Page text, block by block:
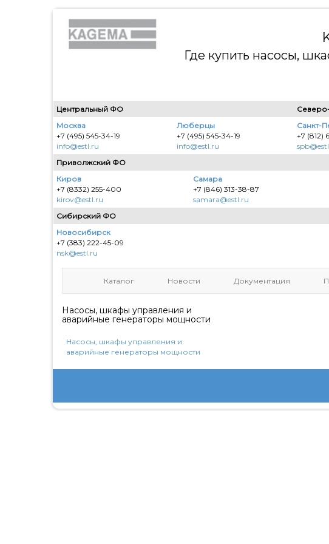
Где купить насосы,
Центральный ФО
Москва
+7 (495) 545-34-19
info@estl.ru
Люберцы
+7 (495) 545-34-19
info@estl.ru
Санкт-
+7 (812)
Приволжский ФО
Киров
+7 (8332) 255-400
kirov@estl.ru
Самара
+7 (846) 313-38-87
samara@estl.ru
Сибирский ФО
Новосибирск
+7 (383) 222-45-09
nsk@estl.ru
Каталог Новости Документация
Насосы, шкафы управления и
аварийные генераторы мощности
Насосы, шкафы управления и
аварийные генераторы мощности